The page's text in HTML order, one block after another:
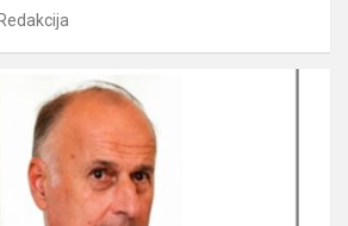
Redakcija